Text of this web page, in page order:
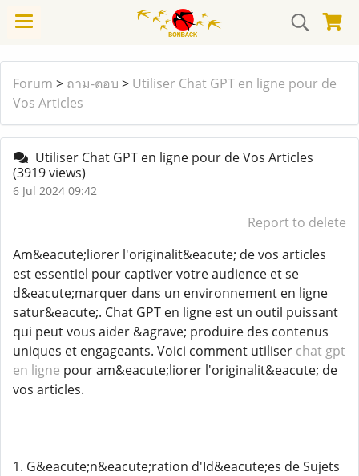
Forum > ถาม-ตอบ > Utiliser Chat GPT en ligne pour de
Vos Articles
Utiliser Chat GPT en ligne pour de Vos Articles
(3919 views)
6 Jul 2024 09:42
Report to delete
Am&eacute;liorer l'originalit&eacute; de vos articles
est essentiel pour captiver votre audience et se
d&eacute;marquer dans un environnement en ligne
satur&eacute;. Chat GPT en ligne est un outil puissant
qui peut vous aider &agrave; produire des contenus
uniques et engageants. Voici comment utiliser chat gpt
en ligne pour am&eacute;liorer l'originalit&eacute; de
vos articles.
1. G&eacute;n&eacute;ration d'Id&eacute;es de Sujets